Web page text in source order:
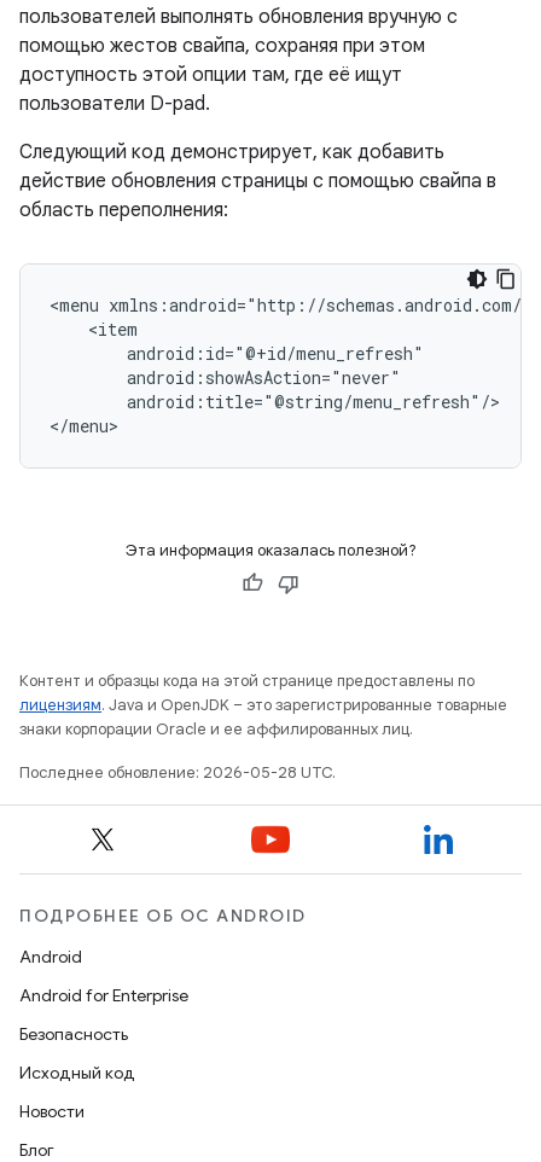
пользователей выполнять обновления вручную с
помощью жестов свайпа, сохраняя при этом
доступность этой опции там, где её ищут
пользователи D-pad.
Следующий код демонстрирует, как добавить
действие обновления страницы с помощью свайпа в
область переполнения:
<menu xmlns:android="http://schemas.android.com/
android:title="@string/menu_refresh"/>
</menu>
Эта информация оказалась полезной?
Контент и образцы кода на этой странице предоставлены по
лицензиям. Java и OpenJDK – это зарегистрированные товарные
знаки корпорации Oracle и ее аффилированных лиц.
Последнее обновление: 2026-05-28 UTC.
ПОДРОБНЕЕ ОБ ОС ANDROID
Android
Android for Enterprise
Безопасность
Исходный код
Новости
Блог